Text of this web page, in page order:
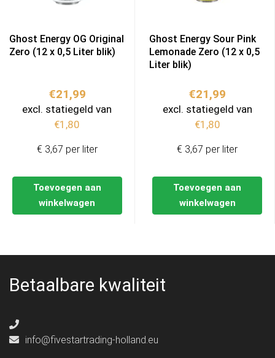
Ghost Energy OG Original
Zero (12 x 0,5 Liter blik)
€21,99
excl. statiegeld van
€1,80
Toevoegen aan
winkelwagen
€ 3,67 per liter
Ghost Energy Sour Pink
Lemonade Zero (12 x 0,5
Liter blik)
€21,99
excl. statiegeld van
€1,80
Toevoegen aan
winkelwagen
€ 3,67 per liter
Betaalbare kwaliteit
info@fivestartrading-holland.eu